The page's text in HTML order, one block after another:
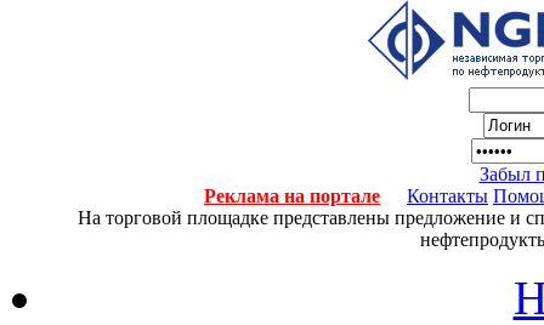
Забыл
Реклама на портале
Контакты
На торговой площадке представлены предложение и